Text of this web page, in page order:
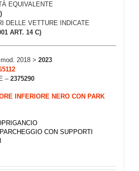
EQUIVALENTE
DELLE VETTURE INDICATE
ART. 14 C)
mod. 2018 > 2023
– 2375290
INFERIORE NERO CON PARK
CON SUPPORTI